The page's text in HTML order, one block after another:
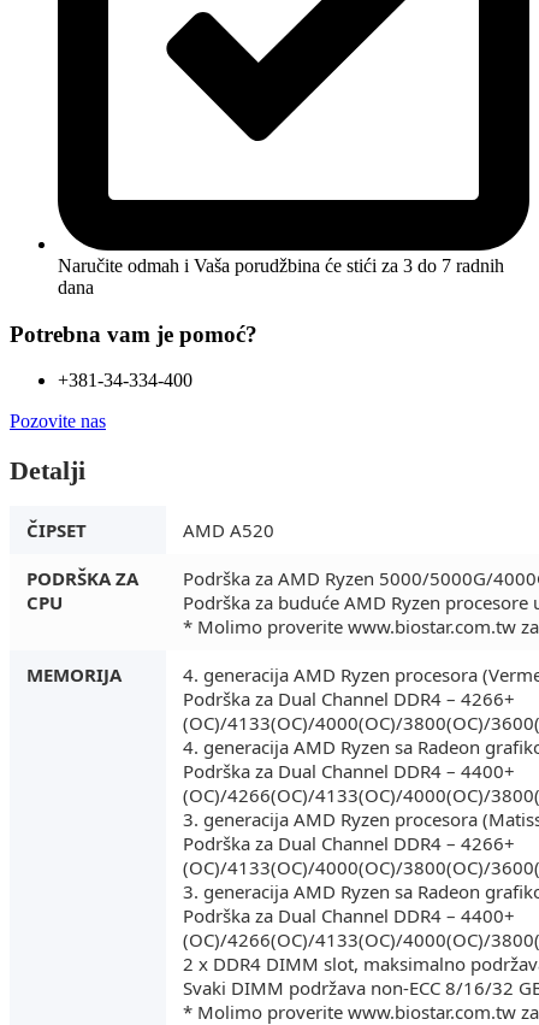
Naručite odmah i Vaša porudžbina će stići za 3 do 7 radnih
dana
Potrebna vam je pomoć?
+381-34-334-400
Pozovite nas
Detalji
ČIPSET
AMD A520
PODRŠKA ZA
CPU
Podrška za AMD Ryzen 5000/5000G/
Podrška za buduće AMD Ryzen procesore
* Molimo proverite www.biostar.com.tw
MEMORIJA
4. generacija AMD Ryzen procesora
Podrška za Dual Channel DDR4 – 4266+
(OC)/4133(OC)/4000(OC)/3800(OC)/
4. generacija AMD Ryzen sa Radeon
Podrška za Dual Channel DDR4 – 4400+
(OC)/4266(OC)/4133(OC)/4000(OC)/
3. generacija AMD Ryzen procesora
Podrška za Dual Channel DDR4 – 4266+
(OC)/4133(OC)/4000(OC)/3800(OC)/
3. generacija AMD Ryzen sa Radeon
Podrška za Dual Channel DDR4 – 4400+
(OC)/4266(OC)/4133(OC)/4000(OC)/
2 x DDR4 DIMM slot, maksimalno
Svaki DIMM podržava non-ECC 8/16/32
* Molimo proverite www.biostar.com.tw